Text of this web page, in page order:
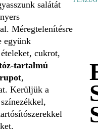
salátát
Méregtelenítésre
együnk
cukrot,
tartalmú
,
Kerüljük a